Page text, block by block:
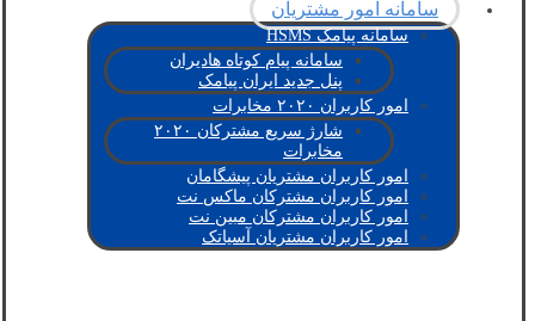
سامانه امور مشتریان
سامانه پیامک HSMS
سامانه پیام کوتاه هادیران
پنل جدید ایران پیامک
امور کاربران ۲۰۲۰ مخابرات
شارژ سریع مشترکان ۲۰۲۰
مخابرات
امور کاربران مشتریان پیشگامان
امور کاربران مشترکان ماکس نت
امور کاربران مشترکان مبین نت
امور کاربران مشتریان آسیاتک